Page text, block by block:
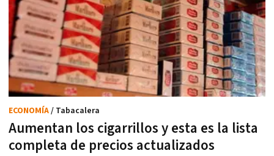
Aumentan los cigarrillos y esta es la lista
completa de precios actualizados
ECONOMÍA/ Tabacalera